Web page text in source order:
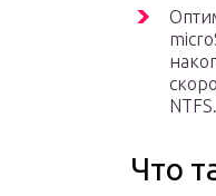
NTFS.
Что